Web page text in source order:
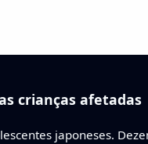
crianças afetadas
japoneses.